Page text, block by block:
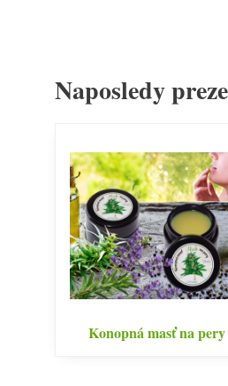
Naposledy
Konopná masť na pery